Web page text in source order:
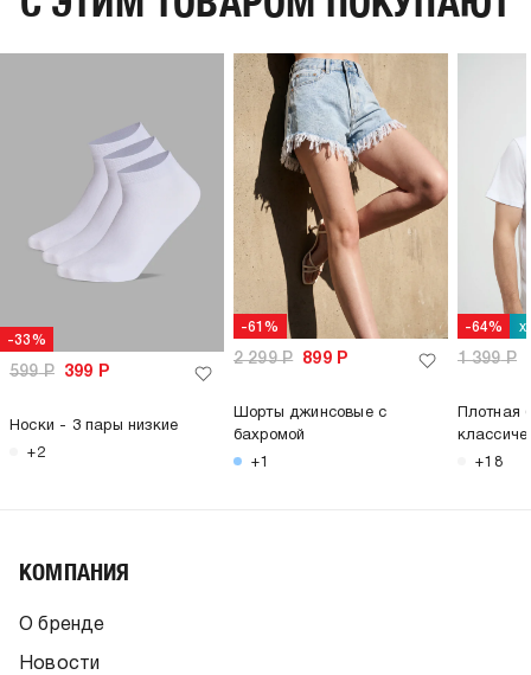
-33%
599Р 399 Р
Носки - 3 пары низкие
+2
-61%
2 299Р 899Р
Шорты джинсовые с
бахромой
+1
-64%
1 399Р
Плотная
+18
КОМПАНИЯ
О бренде
Новости